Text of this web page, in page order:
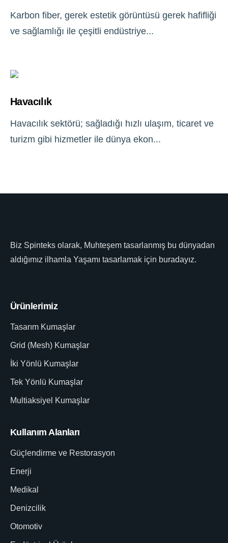
Karbon fiber, gerek estetik görüntüsü gerek hafifliği
ve sağlamlığı ile çeşitli endüstriye...
Havacılık
Havacılık sektörü; sağladığı hızlı ulaşım, ticaret ve
turizm gibi hizmetler ile dünya ekon...
Biz Spinteks olarak, Muhteşem tasarlanmış bu dünyadan
aldığımız ilhamla Yaşamı tasarlamak için buradayız.
Ürünlerimiz
Tasarım Kumaşlar
Grid (Mesh) Kumaşlar
İki Yönlü Kumaşlar
Tek Yönlü Kumaşlar
Multiaksiyel Kumaşlar
Kullanım Alanları
Güçlendirme ve Restorasyon
Enerji
Medikal
Denizcilik
Otomotiv